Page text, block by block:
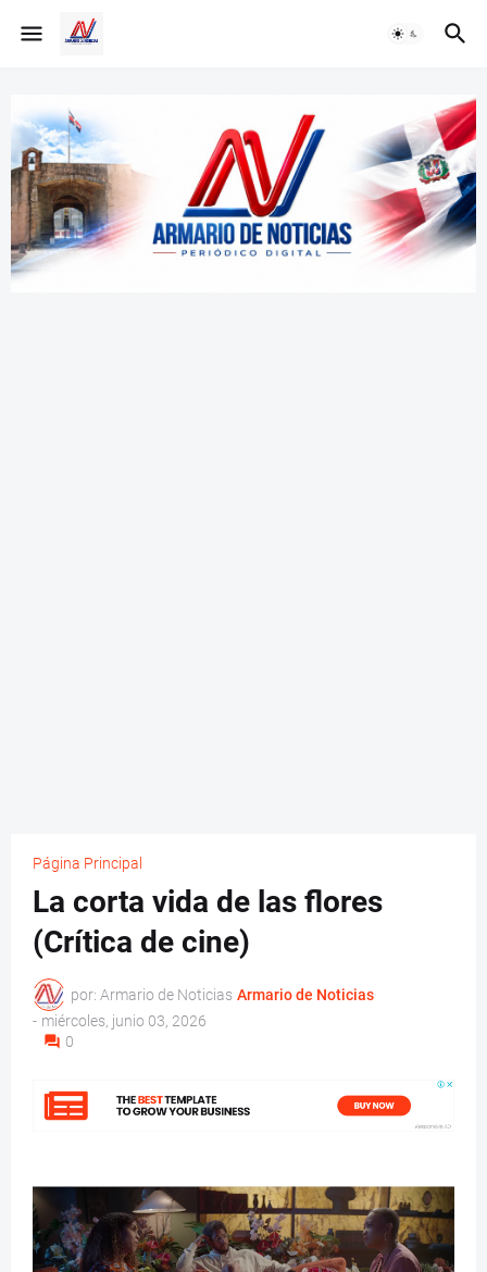
Página Principal
La corta vida de las flores
(Crítica de cine)
por: Armario de Noticias Armario de Noticias
- miércoles, junio 03, 2026
0